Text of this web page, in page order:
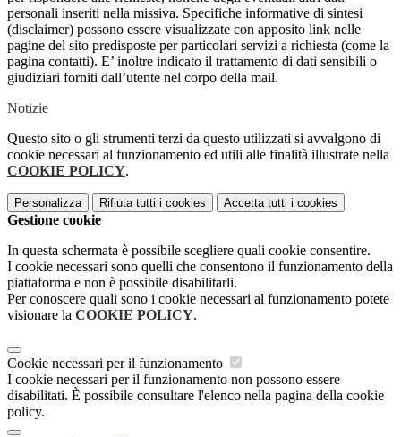
personali inseriti nella missiva. Specifiche informative di sintesi
(disclaimer) possono essere visualizzate con apposito link nelle
pagine del sito predisposte per particolari servizi a richiesta (come la
pagina contatti). E’ inoltre indicato il trattamento di dati sensibili o
giudiziari forniti dall’utente nel corpo della mail.
Notizie
Questo sito o gli strumenti terzi da questo utilizzati si avvalgono di
cookie necessari al funzionamento ed utili alle finalità illustrate nella
COOKIE POLICY.
Personalizza Rifiuta tutti i cookies Accetta tutti i cookies
Gestione cookie
In questa schermata è possibile scegliere quali cookie consentire.
I cookie necessari sono quelli che consentono il funzionamento della
piattaforma e non è possibile disabilitarli.
Per conoscere quali sono i cookie necessari al funzionamento potete
visionare la COOKIE POLICY.
Cookie necessari per il funzionamento
I cookie necessari per il funzionamento non possono essere
disabilitati. È possibile consultare l'elenco nella pagina della cookie
policy.